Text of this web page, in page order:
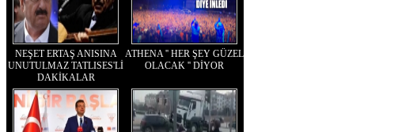
NEŞET ERTAŞ ANISINA
UNUTULMAZ TATLISES'Lİ
DAKİKALAR
ATHENA '' HER ŞEY GÜZEL
OLACAK '' DİYOR